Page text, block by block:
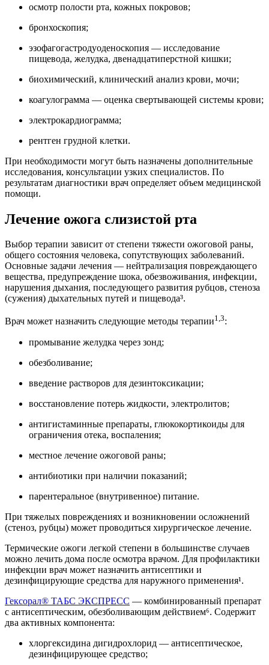
осмотр полости рта, кожных покровов;
бронхоскопия;
эзофагогастродуоденоскопия — исследование
пищевода, желудка, двенадцатиперстной кишки;
биохимический, клинический анализ крови, мочи;
коагулограмма — оценка свертывающей системы крови;
электрокардиограмма;
рентген грудной клетки.
При необходимости могут быть назначены дополнительные
исследования, консультации узких специалистов. По
результатам диагностики врач определяет объем медицинской
помощи.
Лечение ожога слизистой рта
Выбор терапии зависит от степени тяжести ожоговой раны,
общего состояния человека, сопутствующих заболеваний.
Основные задачи лечения — нейтрализация повреждающего
вещества, предупреждение шока, обезвоживания, инфекции,
нарушения дыхания, последующего развития рубцов, стеноза
(сужения) дыхательных путей и пищевода³.
Врач может назначить следующие методы терапии1,3:
промывание желудка через зонд;
обезболивание;
введение растворов для дезинтоксикации;
восстановление потерь жидкости, электролитов;
антигистаминные препараты, глюкокортикоиды для
ограничения отека, воспаления;
местное лечение ожоговой раны;
антибиотики при наличии показаний;
парентеральное (внутривенное) питание.
При тяжелых повреждениях и возникновении осложнений
(стеноз, рубцы) может проводиться хирургическое лечение.
Термические ожоги легкой степени в большинстве случаев
можно лечить дома после осмотра врачом. Для профилактики
инфекции врач может назначить антисептики и
дезинфицирующие средства для наружного применения¹.
Гексорал® ТАБС ЭКСПРЕСС — комбинированный препарат
с антисептическим, обезболивающим действием⁶. Содержит
два активных компонента:
хлоргексидина дигидрохлорид — антисептическое,
дезинфицирующее средство;